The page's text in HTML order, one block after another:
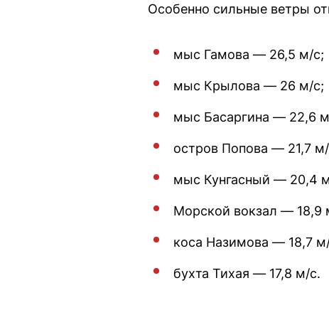
Особенно сильные ветры
мыс Гамова — 26,5 м/с;
мыс Крылова — 26 м/с;
мыс Басаргина — 22,6
остров Попова — 21,7
мыс Кунгасный — 20,4
Морской вокзал — 18,9
коса Назимова — 18,7
бухта Тихая — 17,8 м/с.